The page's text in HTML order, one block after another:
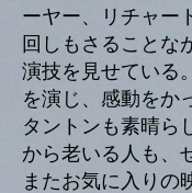
ーヤー、リチャー
回しもさることな
演技を見せている
を演じ、感動をか
タントンも素晴ら
から老いる人も、
またお気に入りの